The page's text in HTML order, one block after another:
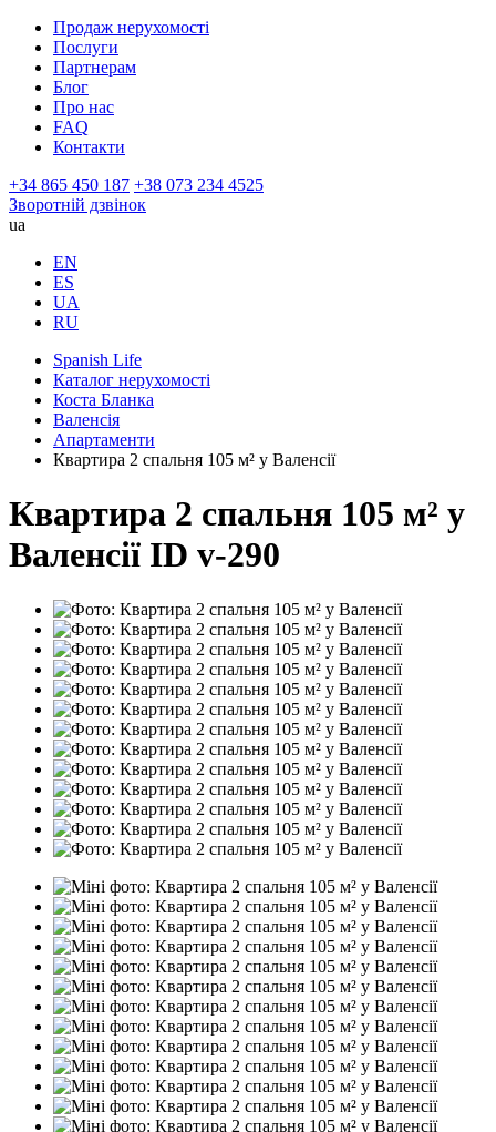
Продаж нерухомості
Послуги
Партнерам
Блог
Про нас
FAQ
Контакти
+34 865 450 187 +38 073 234 4525
Зворотній дзвінок
ua
EN
ES
UA
RU
Spanish Life
Каталог нерухомості
Коста Бланка
Валенсія
Апартаменти
Квартира 2 спальня 105 м² у Валенсії
Квартира 2 спальня 105 м² у
Валенсії ID v-290